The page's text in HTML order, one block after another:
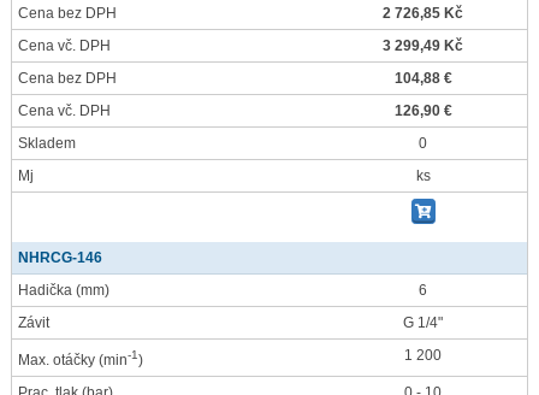
Cena bez DPH
2 726,85 Kč
Cena vč. DPH
3 299,49 Kč
Cena bez DPH
104,88 €
Cena vč. DPH
126,90 €
Skladem
0
Mj
ks
NHRCG-146
Hadička (mm)
6
Závit
G 1/4"
Max. otáčky (min-1) 1 200